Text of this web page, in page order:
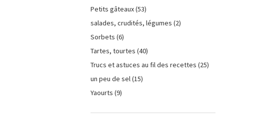
Petits gâteaux(53)
salades, crudités, légumes (2)
Sorbets (6)
Tartes, tourtes (40)
Trucs et astuces au fil des recettes (25)
un peu de sel(15)
Yaourts (9)